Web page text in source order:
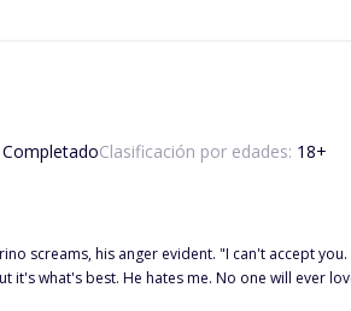
CompletadoClasificación por edades: 18+
anger evident. "I can't accept you. No one will ever accept you
it's what's best. He hates me. No one will ever